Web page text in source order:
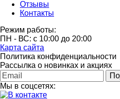
Отзывы
Контакты
Режим работы:
ПН - ВС: с 10:00 до 20:00
Карта сайта
Политика конфиденциальности
Рассылка о новинках и акциях
Мы в соцсетях: